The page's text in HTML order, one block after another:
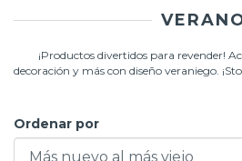
¡Productos divertidos para revender!
decoración y más con diseño veraniego.
Ordenar por